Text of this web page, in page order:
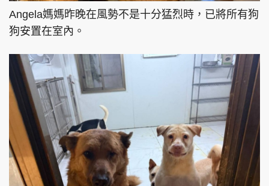
Angela媽媽昨晚在風勢不是十分猛烈時，已將所有狗
狗安置在室內。